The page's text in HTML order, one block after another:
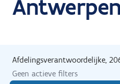
Afdelingsverantwoordelijke,
Geen actieve filters